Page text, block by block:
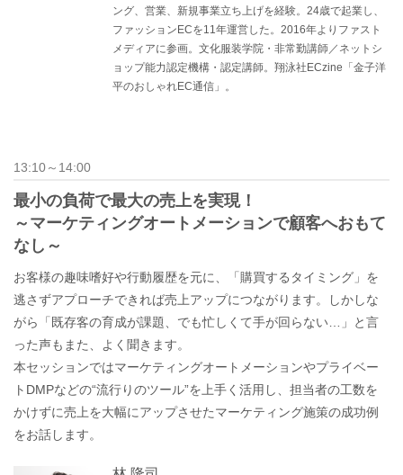
ング、営業、新規事業立ち上げを経験。24歳で起業し、
ファッションECを11年運営した。2016年よりファスト
メディアに参画。文化服装学院・非常勤講師／ネットシ
ョップ能力認定機構・認定講師。翔泳社ECzine「金子洋
平のおしゃれEC通信」。
13:10～14:00
最小の負荷で最大の売上を実現！
～マーケティングオートメーションで顧客へおもて
なし～
お客様の趣味嗜好や行動履歴を元に、「購買するタイミング」を
逃さずアプローチできれば売上アップにつながります。しかしな
がら「既存客の育成が課題、でも忙しくて手が回らない…」と言
った声もまた、よく聞きます。
本セッションではマーケティングオートメーションやプライベー
トDMPなどの“流行りのツール”を上手く活用し、担当者の工数を
かけずに売上を大幅にアップさせたマーケティング施策の成功例
をお話します。